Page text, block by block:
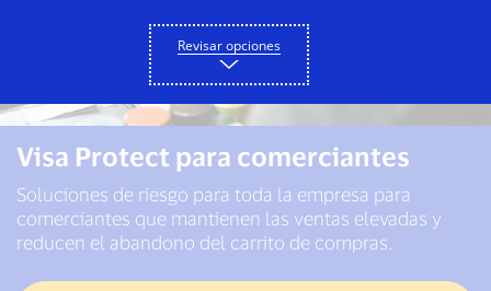
Visa Protect para comerciantes
Soluciones de riesgo para toda la empresa para
comerciantes que mantienen las ventas elevadas y
reducen el abandono del carrito de compras.
Revisar opciones